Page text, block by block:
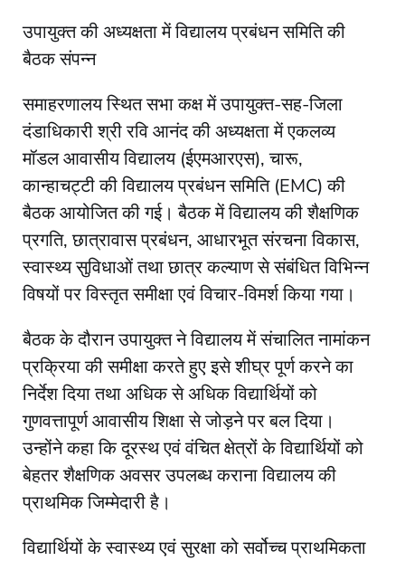
उपायुक्त की अध्यक्षता में विद्यालय प्रबंधन समिति की
बैठक संपन्न
समाहरणालय स्थित सभा कक्ष में उपायुक्त-सह-जिला
दंडाधिकारी श्री रवि आनंद की अध्यक्षता में एकलव्य
मॉडल आवासीय विद्यालय (ईएमआरएस), चारू,
कान्हाचट्टी की विद्यालय प्रबंधन समिति (EMC) की
बैठक आयोजित की गई। बैठक में विद्यालय की शैक्षणिक
प्रगति, छात्रावास प्रबंधन, आधारभूत संरचना विकास,
स्वास्थ्य सुविधाओं तथा छात्र कल्याण से संबंधित विभिन्न
विषयों पर विस्तृत समीक्षा एवं विचार-विमर्श किया गया।
बैठक के दौरान उपायुक्त ने विद्यालय में संचालित नामांकन
प्रक्रिया की समीक्षा करते हुए इसे शीघ्र पूर्ण करने का
निर्देश दिया तथा अधिक से अधिक विद्यार्थियों को
गुणवत्तापूर्ण आवासीय शिक्षा से जोड़ने पर बल दिया।
उन्होंने कहा कि दूरस्थ एवं वंचित क्षेत्रों के विद्यार्थियों को
बेहतर शैक्षणिक अवसर उपलब्ध कराना विद्यालय की
प्राथमिक जिम्मेदारी है।
विद्यार्थियों के स्वास्थ्य एवं सुरक्षा को सर्वोच्च प्राथमिकता